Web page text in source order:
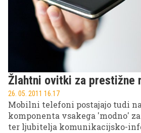
Žlahtni ovitki za prestižne
26. 05. 2011 16.17
Mobilni telefoni postajajo tudi
komponenta vsakega 'modno'
ter ljubitelja komunikacijsko-